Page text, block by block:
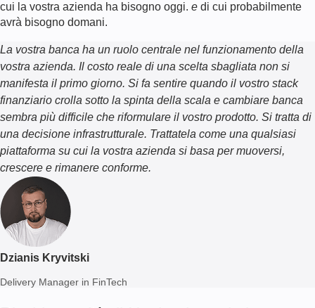
cui la vostra azienda ha bisogno oggi. e di cui probabilmente
avrà bisogno domani.
La vostra banca ha un ruolo centrale nel funzionamento della
vostra azienda. Il costo reale di una scelta sbagliata non si
manifesta il primo giorno. Si fa sentire quando il vostro stack
finanziario crolla sotto la spinta della scala e cambiare banca
sembra più difficile che riformulare il vostro prodotto. Si tratta di
una decisione infrastrutturale. Trattatela come una qualsiasi
piattaforma su cui la vostra azienda si basa per muoversi,
crescere e rimanere conforme.
Dzianis Kryvitski
Delivery Manager in FinTech